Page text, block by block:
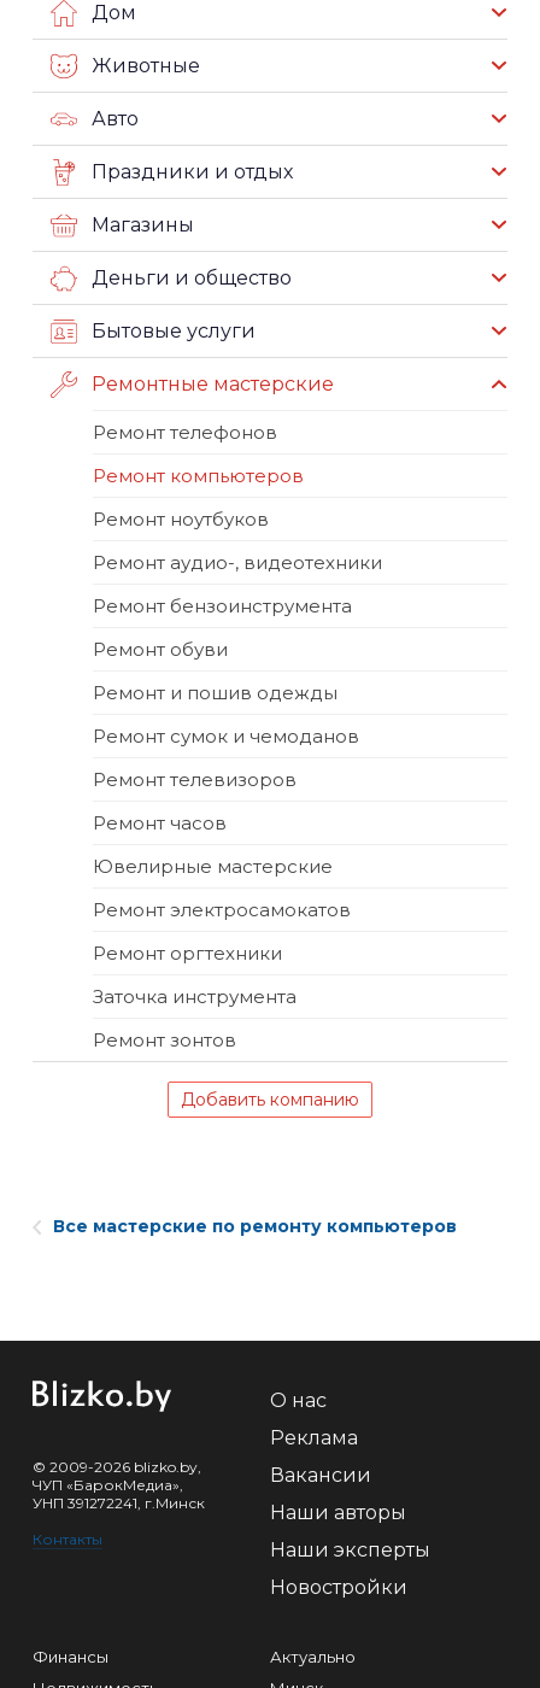
Дом
Животные
Авто
Праздники и отдых
Магазины
Деньги и общество
Бытовые услуги
Ремонтные мастерские
Ремонт телефонов
Ремонт компьютеров
Ремонт ноутбуков
Ремонт аудио-, видеотехники
Ремонт бензоинструмента
Ремонт обуви
Ремонт и пошив одежды
Ремонт сумок и чемоданов
Ремонт телевизоров
Ремонт часов
Ювелирные мастерские
Ремонт электросамокатов
Ремонт оргтехники
Заточка инструмента
Ремонт зонтов
Добавить компанию
Все мастерские по ремонту компьютеров
© 2009-2026 blizko.by,
ЧУП «БарокМедиа»,
УНП 391272241, г.Минск
Контакты
О нас
Реклама
Вакансии
Наши авторы
Наши эксперты
Новостройки
Финансы
Актуально